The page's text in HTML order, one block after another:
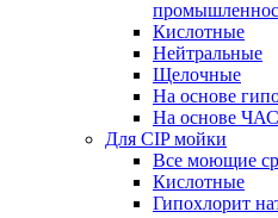
Кислотные
Нейтральные
Щелочные
На основе
На основе ЧАС
Для CIP мойки
Все моющие
Кислотные
Гипохлорит